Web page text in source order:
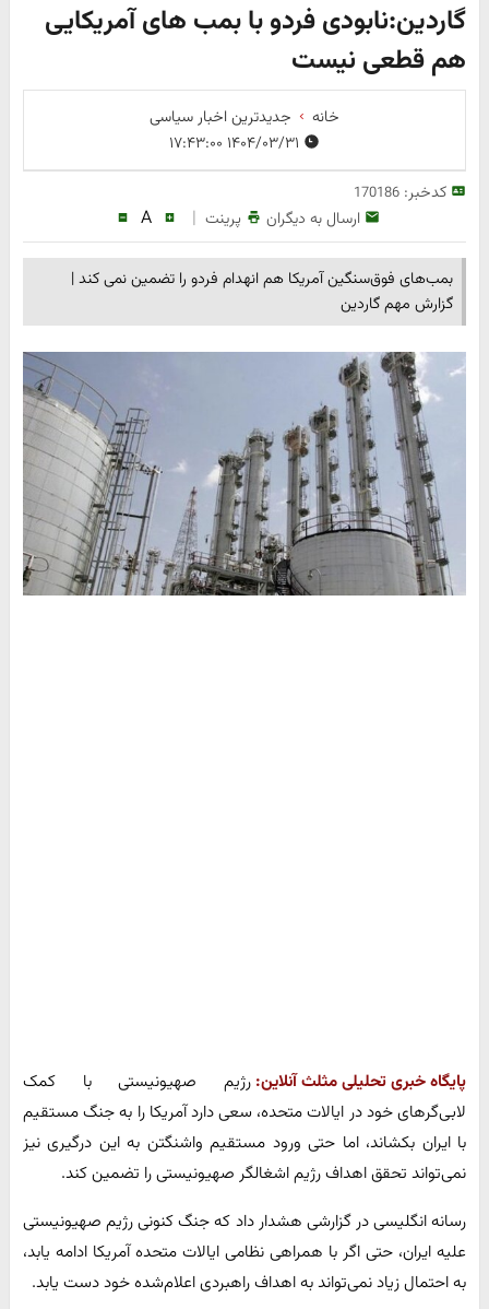
گاردین:نابودی فردو با بمب های آمریکایی
هم قطعی نیست
خانه
جدیدترین اخبار سیاسی
کدخبر:170186
ارسال به دیگران پرینت |
A
بمب‌های فوق‌سنگین آمریکا هم انهدام فردو را تضمین نمی کند |
گزارش مهم گاردین
پایگاه خبری تحلیلی مثلث آنلاین: رژیم صهیونیستی با کمک
لابی‌گرهای خود در ایالات متحده، سعی دارد آمریکا را به جنگ مستقیم
با ایران بکشاند، اما حتی ورود مستقیم واشنگتن به این درگیری نیز
نمی‌تواند تحقق اهداف رژیم اشغالگر صهیونیستی را تضمین کند.
رسانه انگلیسی در گزارشی هشدار داد که جنگ کنونی رژیم صهیونیستی
علیه ایران، حتی اگر با همراهی نظامی ایالات متحده آمریکا ادامه یابد،
به احتمال زیاد نمی‌تواند به اهداف راهبردی اعلام‌شده خود دست یابد.